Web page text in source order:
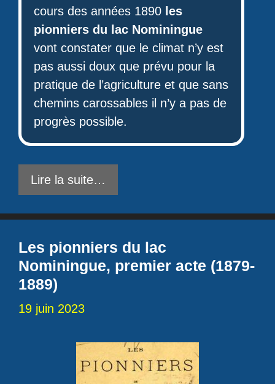
cours des années 1890 les
pionniers du lac Nominingue
vont constater que le climat n’y est
pas aussi doux que prévu pour la
pratique de l’agriculture et que sans
chemins carossables il n’y a pas de
progrès possible.
Lire la suite…
Les pionniers du lac
Nominingue, premier acte (1879-
1889)
19 juin 2023